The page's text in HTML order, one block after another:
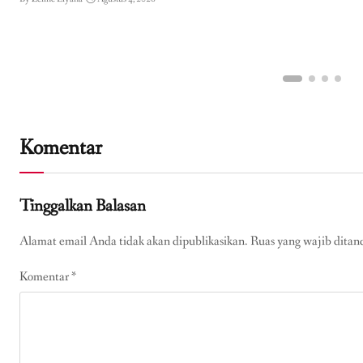
Komentar
Tinggalkan Balasan
Alamat email Anda tidak akan dipublikasikan.Ruas yang wajib
Komentar*